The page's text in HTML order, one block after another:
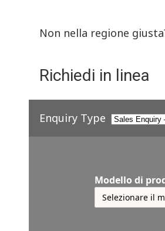
Non nella regione
Richiedi in linea
Enquiry Type
Modello di